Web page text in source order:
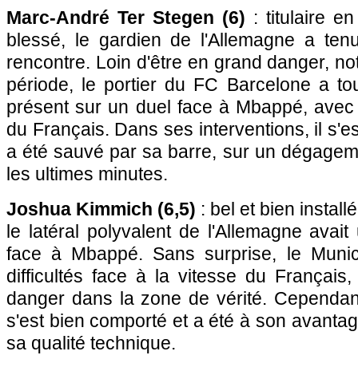
Marc-André Ter Stegen (6) : titulaire
blessé, le gardien de l'Allemagne a
rencontre. Loin d'être en grand danger,
période, le portier du FC Barcelone a
présent sur un duel face à Mbappé,
du Français. Dans ses interventions, il
a été sauvé par sa barre, sur un
les ultimes minutes.
Joshua Kimmich (6,5) : bel et bien
le latéral polyvalent de l'Allemagne
face à Mbappé. Sans surprise, le
difficultés face à la vitesse du
danger dans la zone de vérité.
s'est bien comporté et a été à son
sa qualité technique.